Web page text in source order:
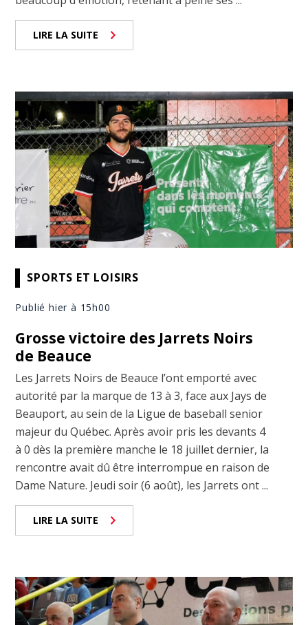
LIRE LA SUITE
SPORTS ET LOISIRS
Publié hier à 15h00
Grosse victoire des Jarrets Noirs
de Beauce
Les Jarrets Noirs de Beauce l’ont emporté avec
autorité par la marque de 13 à 3, face aux Jays de
Beauport, au sein de la Ligue de baseball senior
majeur du Québec. Après avoir pris les devants 4
à 0 dès la première manche le 18 juillet dernier, la
rencontre avait dû être interrompue en raison de
Dame Nature. Jeudi soir (6 août), les Jarrets ont ...
LIRE LA SUITE